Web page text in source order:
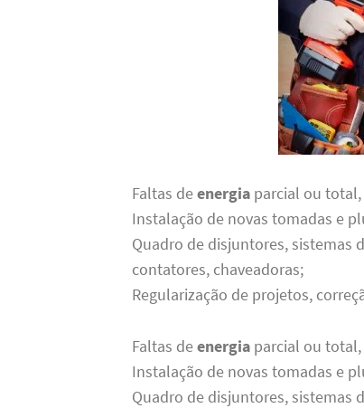
Faltas deenergia parcial ou
Instalação de novas tomadas e
Quadro de disjuntores, sistemas
contatores, chaveadoras;
Regularização de projetos,
Faltas deenergia parcial ou
Instalação de novas tomadas e
Quadro de disjuntores, sistemas